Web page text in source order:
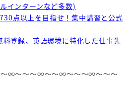
インターンなど多数)
点以上を目指せ！集中講習と公式
料登録、英語環境に特化した仕事先
∞～～～∞～～∞～～～∞～～～